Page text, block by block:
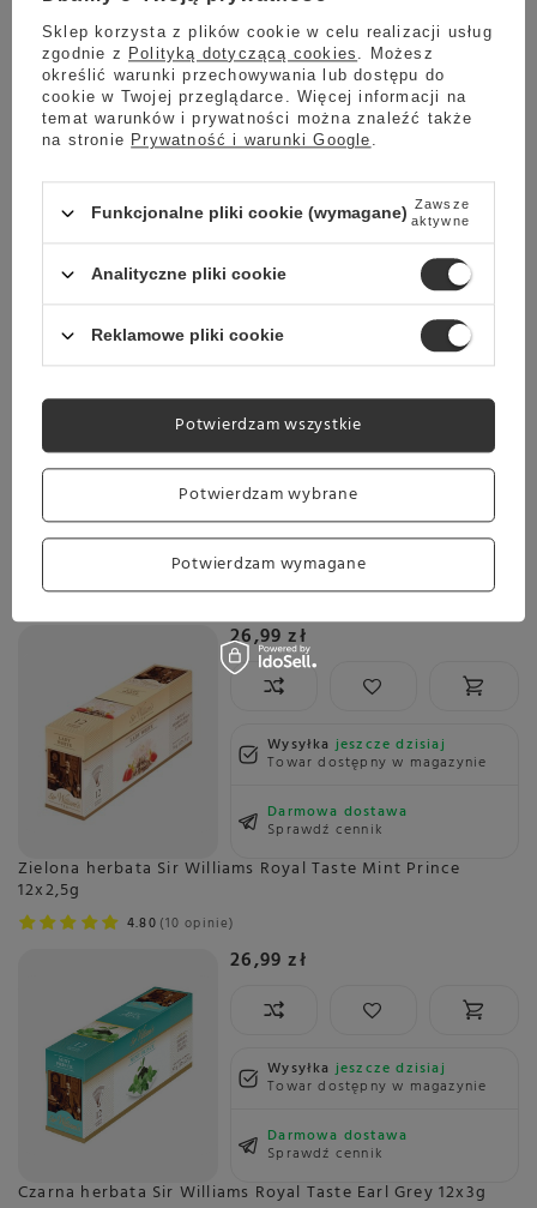
26,99 zł
Wysyłkajeszcze dzisiaj
Towar dostępny w magazynie
Sprawdź cennik
12x3g
26,99 zł
Towar dostępny w magazynie
Darmowa dostawa
Sprawdź cennik
Biała herbata Sir Williams Royal Taste Lady White 12x3g
26,99 zł
Wysyłkajeszcze dzisiaj
Towar dostępny w magazynie
Darmowa dostawa
Sprawdź cennik
Zielona herbata Sir Williams Royal Taste Mint Prince
12x2,5g
4.80 10 opinie
26,99 zł
Wysyłkajeszcze dzisiaj
Towar dostępny w magazynie
Darmowa dostawa
Sprawdź cennik
Czarna herbata Sir Williams Royal Taste Earl Grey 12x3g
Sklep korzysta z plików cookie w celu realizacji usług
zgodnie z Polityką dotyczącą cookies . Możesz
określić warunki przechowywania lub dostępu do
cookie w Twojej przeglądarce. Więcej informacji na
temat warunków i prywatności można znaleźć także
na stronie Prywatność i warunki Google .
Funkcjonalne pliki cookie (wymagane) Zawsze
aktywne
Analityczne pliki cookie
Reklamowe pliki cookie
Potwierdzam wybrane
Potwierdzam wymagane
Potwierdzam wszystkie